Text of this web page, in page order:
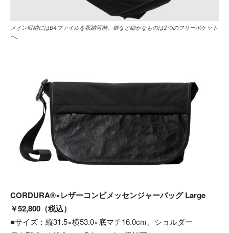
メイン収納にはB4ファイルを収納可能。鍵など細かなものは2つのフリーポケット
へ。
CORDURA®×レザーコンビメッセンジャーバッグ Large
￥52,800（税込）
■サイズ：縦31.5×横53.0×底マチ16.0cm、ショルダー